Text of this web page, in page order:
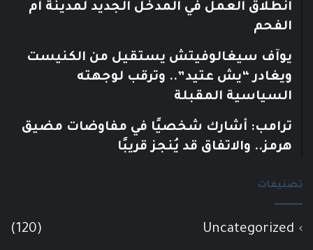
انطلاق العمل في المدخل الجديد لمدينة أم
الفحم
يوآف سيغالوفيتش يستقيل من الكنيست
ويغادر “يش عتيد”.. وترقب لوجهته
السياسية المقبلة
ترامب: أشارك شخصيًا في مفاوضات مضيق
هرمز.. والاتفاق قد يُنجز قريبًا
تصنيفات
Uncategorized
(120)